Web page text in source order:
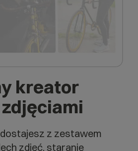
kreator
zdjęciami
z zestawem
zdjęć, staranie